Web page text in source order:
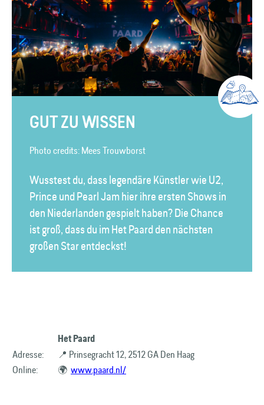
GUT ZU WISSEN
Photo credits: Mees Trouwborst
Wusstest du, dass legendäre Künstler wie U2,
Prince und Pearl Jam hier ihre ersten Shows in
den Niederlanden gespielt haben? Die Chance
ist groß, dass du im Het Paard den nächsten
großen Star entdeckst!
Het Paard
Adresse:
📍 Prinsegracht 12, 2512 GA Den Haag
Online:
🌍 www.paard.nl/